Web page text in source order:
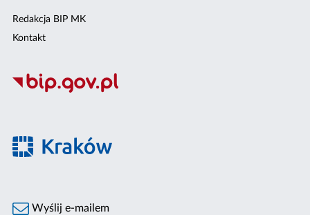
Redakcja BIP MK
Kontakt
Wyślij e-mailem